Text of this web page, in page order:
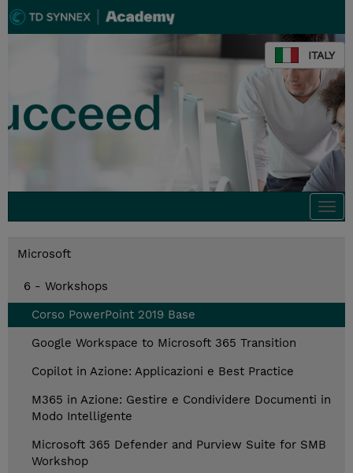
ITALY
Microsoft
6 - Workshops
Corso PowerPoint 2019 Base
Google Workspace to Microsoft 365 Transition
Copilot in Azione: Applicazioni e Best Practice
M365 in Azione: Gestire e Condividere Documenti in
Modo Intelligente
Microsoft 365 Defender and Purview Suite for SMB
Workshop